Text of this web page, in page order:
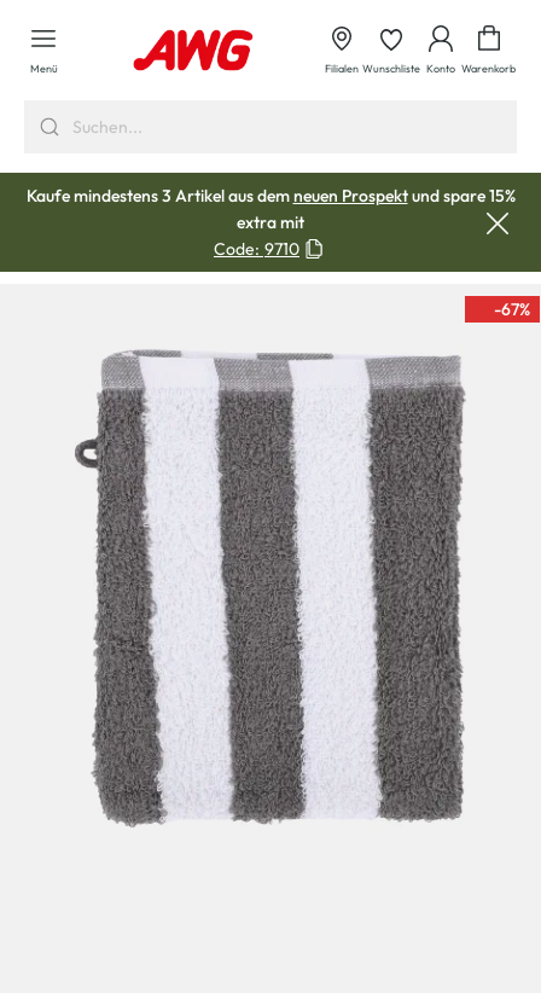
springen
Menü Filialen Wunschliste Konto Warenkorb
Kaufe mindestens 3 Artikel aus demneuen Prospektund spare 15%
extra mit
Code: 9710
-67%